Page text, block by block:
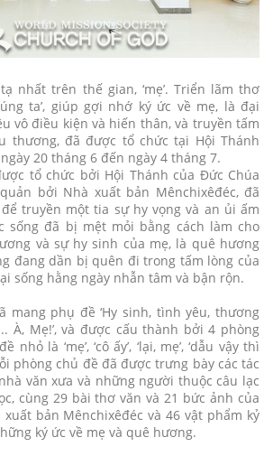
nhất trên thế gian, ‘mẹ’. Triển lãm thơ
ta’, giúp gợi nhớ ký ức về mẹ, là đại
vô điều kiện và hiến thân, và truyền tấm
thương, đã được tổ chức tại Hội Thánh
20 tháng 6 đến ngày 4 tháng 7.
tổ chức bởi Hội Thánh của Đức Chúa
bởi Nhà xuất bản Mênchixêđéc, đã
truyền một tia sự hy vọng và an ủi ấm
sống đã bị mệt mỏi bằng cách làm cho
và sự hy sinh của mẹ, là quê hương
đang dần bị quên đi trong tấm lòng của
sống hằng ngày nhẫn tâm và bận rộn.
mang phụ đề ‘Hy sinh, tình yêu, thương
À, Mẹ!’, và được cấu thành bởi 4 phòng
là ‘mẹ’, ‘cô ấy’, ‘lại, mẹ’, ‘dẫu vậy thì
phòng chủ đề đã được trưng bày các tác
văn xưa và những người thuộc câu lạc
cùng 29 bài thơ văn và 21 bức ảnh của
bản Mênchixêđéc và 46 vật phẩm kỷ
ký ức về mẹ và quê hương.